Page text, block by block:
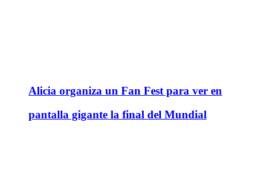
Alicia organiza un Fan Fest para ver en
pantalla gigante la final del Mundial